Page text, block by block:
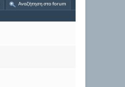
Αναζήτηση στο forum